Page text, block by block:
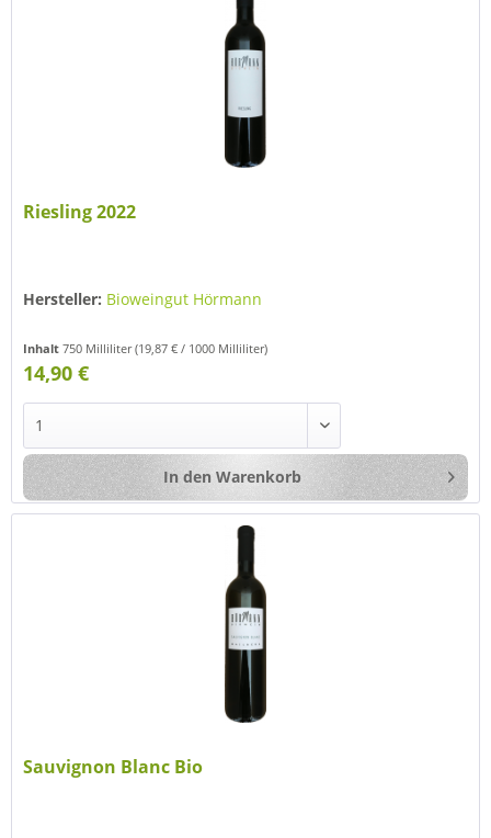
Riesling 2022
Hersteller: Bioweingut Hörmann
Inhalt750 Milliliter(19,87 € / 1000 Milliliter)
14,90 €
In den Warenkorb
Sauvignon Blanc Bio